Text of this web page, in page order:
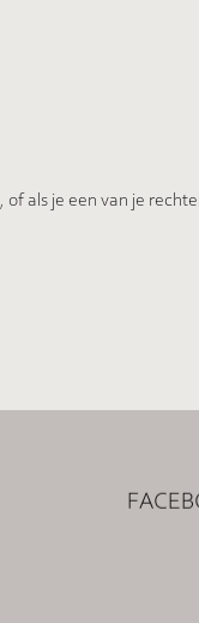
als je een van je
Social
facebook